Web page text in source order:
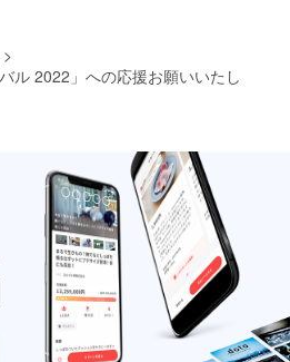
>
ル 2022」への応援お願いいたし